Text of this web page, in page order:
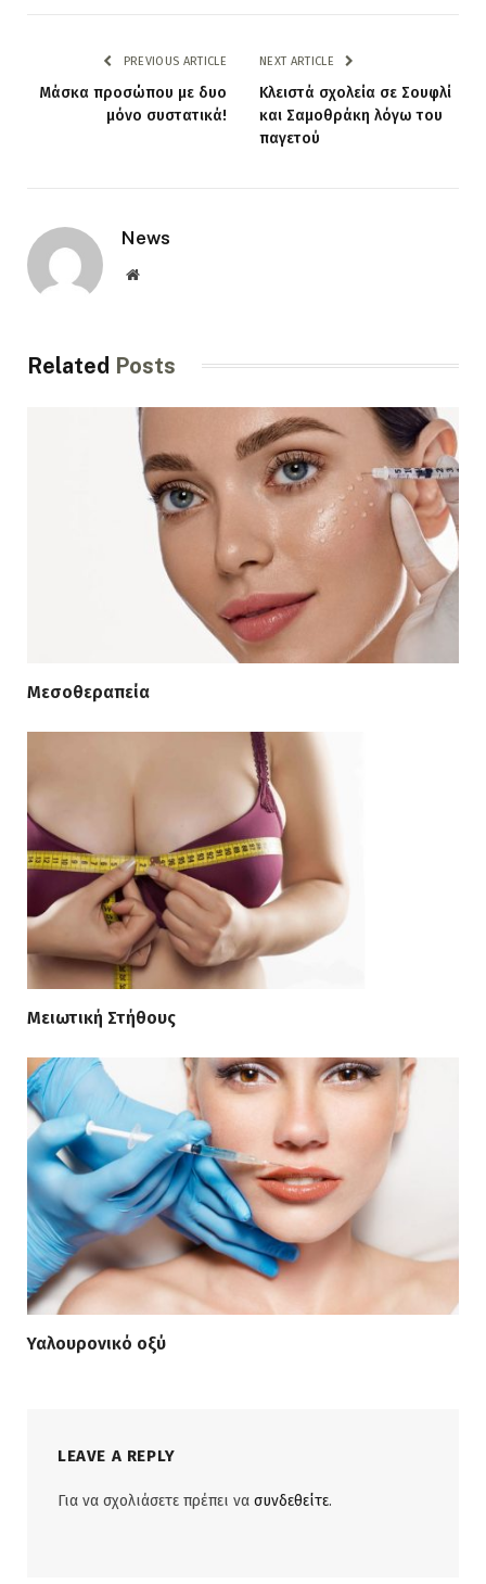
PREVIOUS ARTICLE
Μάσκα προσώπου με δυο
μόνο συστατικά!
NEXT ARTICLE
Κλειστά σχολεία σε Σουφλί
και Σαμοθράκη λόγω του
παγετού
News
Website
Related Posts
Μεσοθεραπεία
Μειωτική Στήθους
Υαλουρονικό οξύ
LEAVE A REPLY
Για να σχολιάσετε πρέπει να συνδεθείτε.